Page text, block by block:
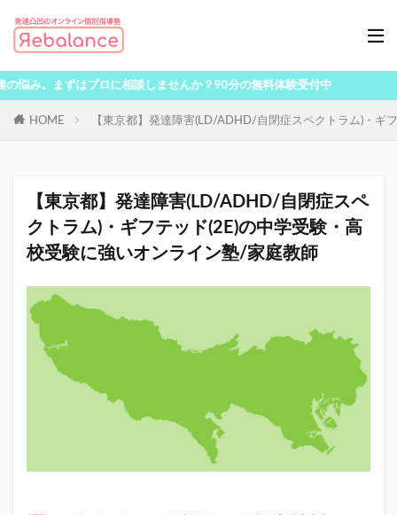
はプロに相談しませんか？90分の無料体験受付中
HOME 【東京都】発達障害(LD/ADHD/自閉症スペクトラム)・ギ
【東京都】発達障害(LD/ADHD/自閉症スペ
クトラム)・ギフテッド(2E)の中学受験・高
校受験に強いオンライン塾/家庭教師